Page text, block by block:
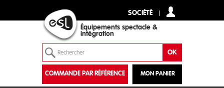
SOCIÉTÉ
Équipements spectacle &
intégration
MON PANIER
COMMANDE PAR RÉFÉRENCE